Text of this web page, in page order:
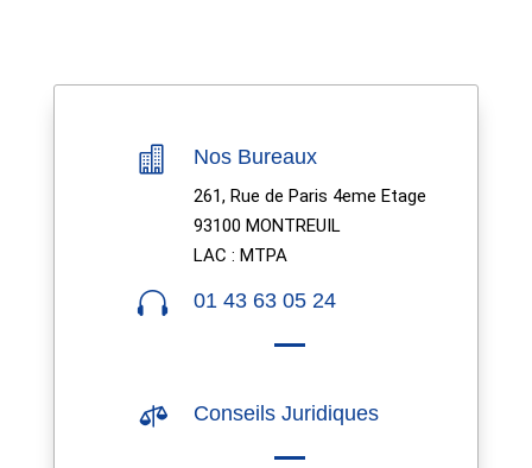
 Nos Bureaux
261, Rue de Paris 4eme Etage
93100 MONTREUIL
LAC : MTPA
 01 43 63 05 24
 Conseils Juridiques